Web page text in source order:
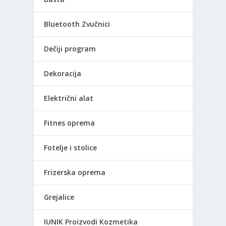
Bluetooth Zvučnici
Dečiji program
Dekoracija
Električni alat
Fitnes oprema
Fotelje i stolice
Frizerska oprema
Grejalice
IUNIK Proizvodi Kozmetika